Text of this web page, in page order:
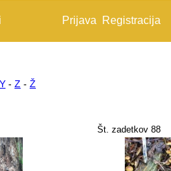
Prijava Registracija
Y - Z - Ž
Št. zadetkov 88